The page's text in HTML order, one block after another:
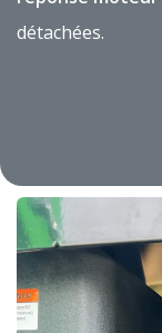
détachées.